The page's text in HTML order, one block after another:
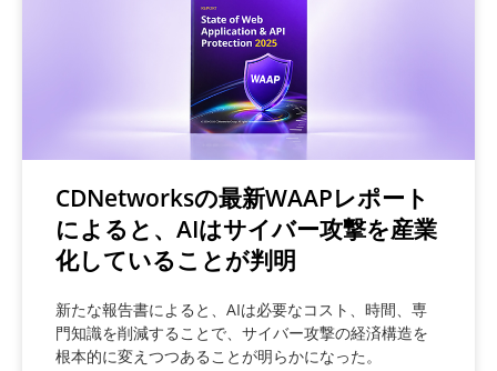
CDNetworksの最新WAAPレポート
によると、AIはサイバー攻撃を産業
化していることが判明
新たな報告書によると、AIは必要なコスト、時間、専
門知識を削減することで、サイバー攻撃の経済構造を
根本的に変えつつあることが明らかになった。